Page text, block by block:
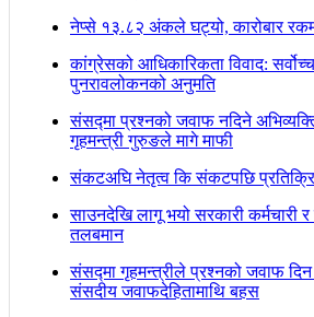
नेप्से १३.८२ अंकले घट्यो, कारोबार
कांग्रेसको आधिकारिकता विवाद: सर्वोच्च
पुनरावलोकनको अनुमति
संसद्मा प्रश्नको जवाफ नदिने
गृहमन्त्री गुरुङले मागे माफी
संकटअघि नेतृत्व कि संकटपछि
साउनदेखि लागू भयो सरकारी कर्मचारी र
तलबमान
संसद्मा गृहमन्त्रीले प्रश्नको जवाफ दिन
संसदीय जवाफदेहितामाथि बहस